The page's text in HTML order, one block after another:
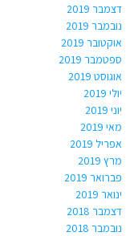
דצמבר 2019
נובמבר 2019
אוקטובר 2019
ספטמבר 2019
אוגוסט 2019
יולי 2019
יוני 2019
מאי 2019
אפריל 2019
מרץ 2019
פברואר 2019
ינואר 2019
דצמבר 2018
נובמבר 2018